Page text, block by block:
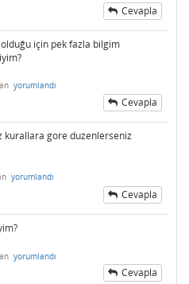
Cevapla
için pek fazla bilgim
yorumlandı
Cevapla
kurallara gore duzenlerseniz
yorumlandı
Cevapla
yorumlandı
Cevapla